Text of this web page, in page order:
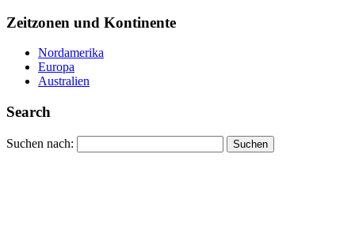
Zeitzonen und Kontinente
Nordamerika
Europa
Australien
Search
Suchen nach: